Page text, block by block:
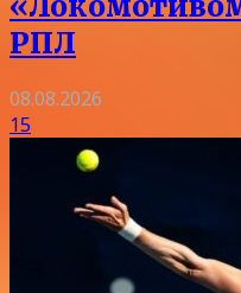
РПЛ
08.08.2026
15